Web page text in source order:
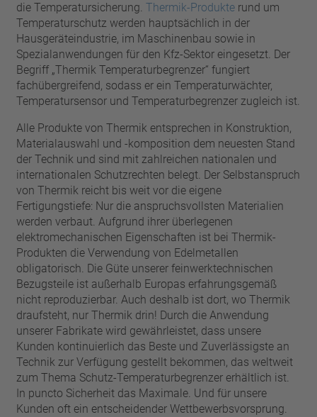
die Temperatursicherung.Thermik-Produkte rund um
Temperaturschutz werden hauptsächlich in der
Hausgeräteindustrie, im Maschinenbau sowie in
Spezialanwendungen für den Kfz-Sektor eingesetzt. Der
Begriff „Thermik Temperaturbegrenzer“ fungiert
fachübergreifend, sodass er ein Temperaturwächter,
Temperatursensor und Temperaturbegrenzer zugleich ist.
Alle Produkte von Thermik entsprechen in Konstruktion,
Materialauswahl und -komposition dem neuesten Stand
der Technik und sind mit zahlreichen nationalen und
internationalen Schutzrechten belegt. Der Selbstanspruch
von Thermik reicht bis weit vor die eigene
Fertigungstiefe: Nur die anspruchsvollsten Materialien
werden verbaut. Aufgrund ihrer überlegenen
elektromechanischen Eigenschaften ist bei Thermik-
Produkten die Verwendung von Edelmetallen
obligatorisch. Die Güte unserer feinwerktechnischen
Bezugsteile ist außerhalb Europas erfahrungsgemäß
nicht reproduzierbar. Auch deshalb ist dort, wo Thermik
draufsteht, nur Thermik drin! Durch die Anwendung
unserer Fabrikate wird gewährleistet, dass unsere
Kunden kontinuierlich das Beste und Zuverlässigste an
Technik zur Verfügung gestellt bekommen, das weltweit
zum Thema Schutz-Temperaturbegrenzer erhältlich ist.
In puncto Sicherheit das Maximale. Und für unsere
Kunden oft ein entscheidender Wettbewerbsvorsprung.